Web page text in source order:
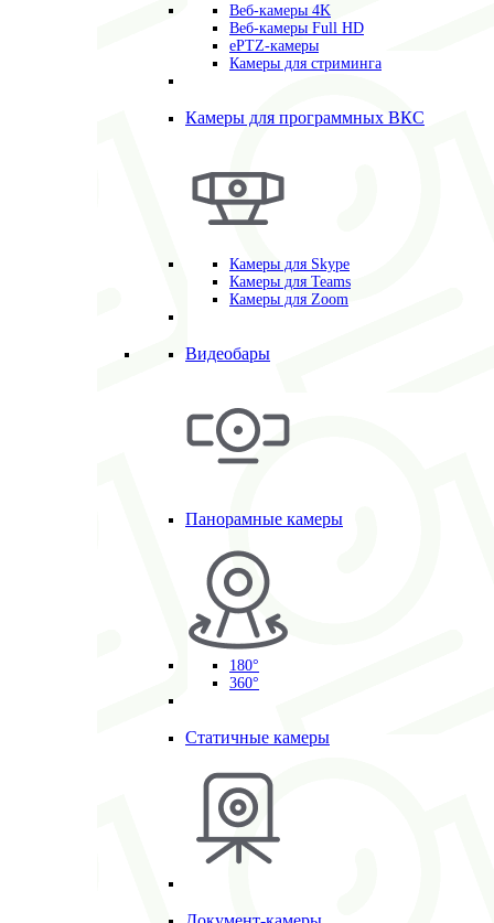
Веб-камеры 4K
Веб-камеры Full HD
ePTZ-камеры
Камеры для стриминга
Камеры для программных ВКС
Камеры для Skype
Камеры для Teams
Камеры для Zoom
Видеобары
Панорамные камеры
180°
360°
Статичные камеры